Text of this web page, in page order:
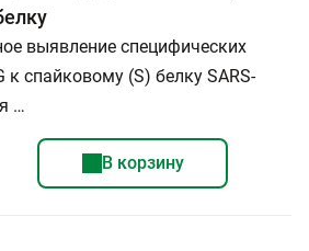
выявление специфических
к спайковому (S) белку SARS-
…
В корзину